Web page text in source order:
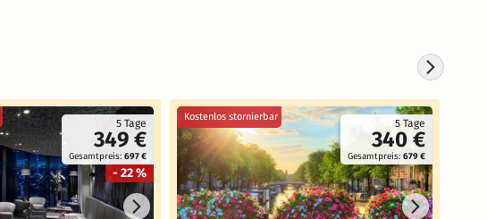
5 Tage
349 €
Gesamtpreis: 697 €
- 22 %
5 Tage
340 €
Gesamtpreis: 679 €
Kostenlos stornierbar